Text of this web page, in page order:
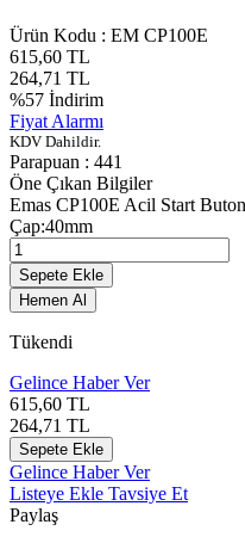
Ürün Kodu : EM CP100E
615,60 TL
264,71 TL
%57 İndirim
Fiyat Alarmı
KDV Dahildir.
Parapuan : 441
Öne Çıkan Bilgiler
Emas CP100E Acil Start
Çap:40mm
Sepete Ekle
Hemen Al
Tükendi
Gelince Haber Ver
615,60 TL
264,71 TL
Sepete Ekle
Gelince Haber Ver
Listeye Ekle Tavsiye Et
Paylaş